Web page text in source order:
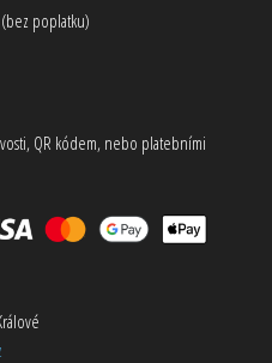
poplatku)
QR kódem, nebo platebními